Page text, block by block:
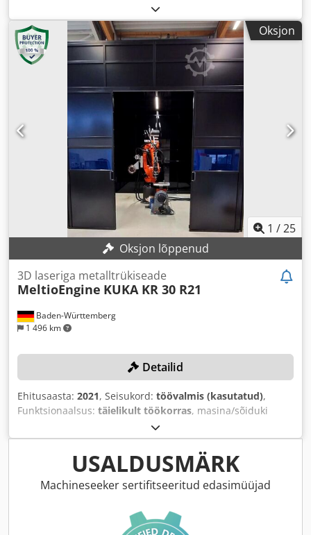
Oksjon
1 /25
Oksjon lõppenud
Baden-Württemberg
1 496 km
3D laseriga metalltrükiseade
MeltioEngine KUKA KR 30 R21
Detailid
Ehitusaasta: 2021, Seisukord: töövalmis (kasutatud),
Funktsionaalsus: täielikult töökorras, masina/sõiduki
USALDUSMÄRK
Machineseeker sertifitseeritud edasimüüjad